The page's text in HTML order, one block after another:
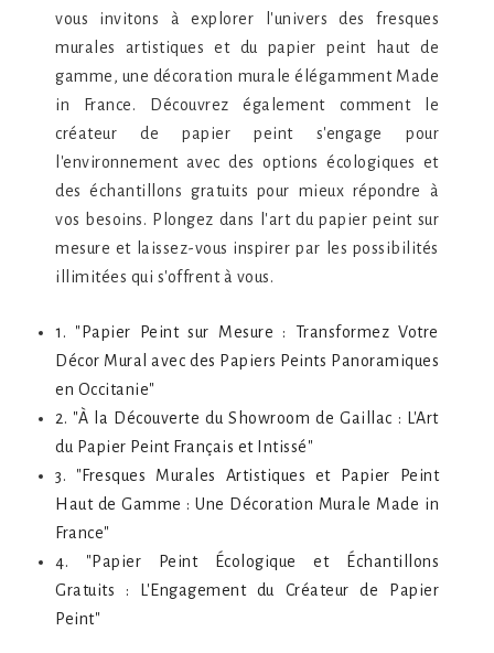
vous invitons à explorer l'univers des fresques
murales artistiques et du papier peint haut de
gamme, une décoration murale élégamment Made
in France. Découvrez également comment le
créateur de papier peint s'engage pour
l'environnement avec des options écologiques et
des échantillons gratuits pour mieux répondre à
vos besoins. Plongez dans l'art du papier peint sur
mesure et laissez-vous inspirer par les possibilités
illimitées qui s'offrent à vous.
1. "Papier Peint sur Mesure : Transformez Votre
Décor Mural avec des Papiers Peints Panoramiques
en Occitanie"
2. "À la Découverte du Showroom de Gaillac : L'Art
du Papier Peint Français et Intissé"
3. "Fresques Murales Artistiques et Papier Peint
Haut de Gamme : Une Décoration Murale Made in
France"
4. "Papier Peint Écologique et Échantillons
Gratuits : L'Engagement du Créateur de Papier
Peint"